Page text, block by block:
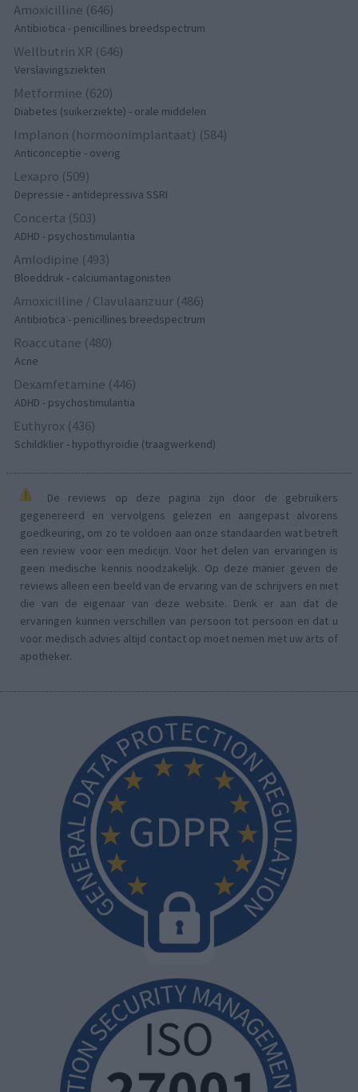
Amoxicilline (646)
Antibiotica - penicillines breedspectrum
Wellbutrin XR (646)
Verslavingsziekten
Metformine (620)
Diabetes (suikerziekte) - orale middelen
Implanon (hormoonimplantaat) (584)
Anticonceptie - overig
Lexapro (509)
Depressie - antidepressiva SSRI
Concerta (503)
ADHD - psychostimulantia
Amlodipine (493)
Bloeddruk - calciumantagonisten
Amoxicilline / Clavulaanzuur (486)
Antibiotica - penicillines breedspectrum
Roaccutane (480)
Acne
Dexamfetamine (446)
ADHD - psychostimulantia
Euthyrox (436)
Schildklier - hypothyroidie (traagwerkend)
De reviews op deze pagina zijn door de gebruikers
gegenereerd en vervolgens gelezen en aangepast alvorens
goedkeuring, om zo te voldoen aan onze standaarden wat betreft
een review voor een medicijn. Voor het delen van ervaringen is
geen medische kennis noodzakelijk. Op deze manier geven de
reviews alleen een beeld van de ervaring van de schrijvers en niet
die van de eigenaar van deze website. Denk er aan dat de
ervaringen kunnen verschillen van persoon tot persoon en dat u
voor medisch advies altijd contact op moet nemen met uw arts of
apotheker.